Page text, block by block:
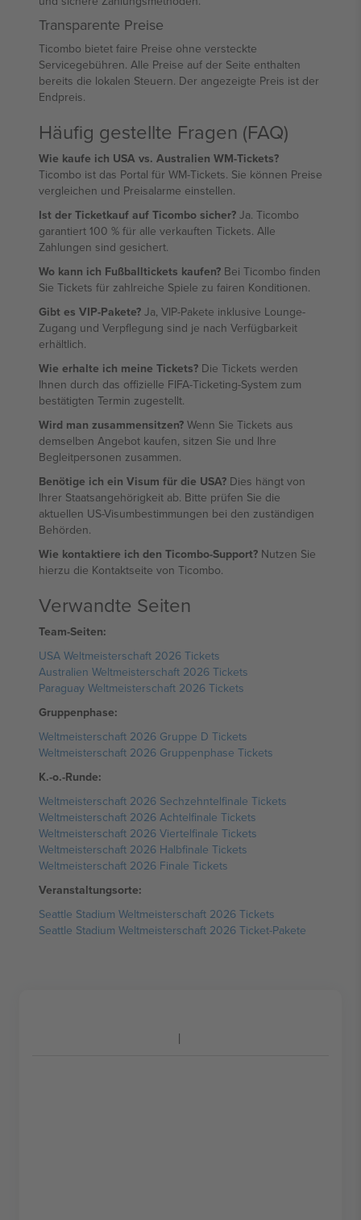
Transparente Preise
Ticombo bietet faire Preise ohne versteckte
Servicegebühren. Alle Preise auf der Seite enthalten
bereits die lokalen Steuern. Der angezeigte Preis ist der
Endpreis.
Häufig gestellte Fragen (FAQ)
Wie kaufe ich USA vs. Australien WM-Tickets?
Ticombo ist das Portal für WM-Tickets. Sie können Preise
vergleichen und Preisalarme einstellen.
Ist der Ticketkauf auf Ticombo sicher? Ja. Ticombo
garantiert 100 % für alle verkauften Tickets. Alle
Zahlungen sind gesichert.
Wo kann ich Fußballtickets kaufen? Bei Ticombo finden
Sie Tickets für zahlreiche Spiele zu fairen Konditionen.
Gibt es VIP-Pakete? Ja, VIP-Pakete inklusive Lounge-
Zugang und Verpflegung sind je nach Verfügbarkeit
erhältlich.
Wie erhalte ich meine Tickets? Die Tickets werden
Ihnen durch das offizielle FIFA-Ticketing-System zum
bestätigten Termin zugestellt.
Wird man zusammensitzen? Wenn Sie Tickets aus
demselben Angebot kaufen, sitzen Sie und Ihre
Begleitpersonen zusammen.
Benötige ich ein Visum für die USA? Dies hängt von
Ihrer Staatsangehörigkeit ab. Bitte prüfen Sie die
aktuellen US-Visumbestimmungen bei den zuständigen
Behörden.
Wie kontaktiere ich den Ticombo-Support? Nutzen Sie
hierzu die Kontaktseite von Ticombo.
Verwandte Seiten
Team-Seiten:
USA Weltmeisterschaft 2026 Tickets
Australien Weltmeisterschaft 2026 Tickets
Paraguay Weltmeisterschaft 2026 Tickets
Gruppenphase:
Weltmeisterschaft 2026 Gruppe D Tickets
Weltmeisterschaft 2026 Gruppenphase Tickets
K.-o.-Runde:
Weltmeisterschaft 2026 Sechzehntelfinale Tickets
Weltmeisterschaft 2026 Achtelfinale Tickets
Weltmeisterschaft 2026 Viertelfinale Tickets
Weltmeisterschaft 2026 Halbfinale Tickets
Weltmeisterschaft 2026 Finale Tickets
Veranstaltungsorte:
Seattle Stadium Weltmeisterschaft 2026 Tickets
Seattle Stadium Weltmeisterschaft 2026 Ticket-Pakete